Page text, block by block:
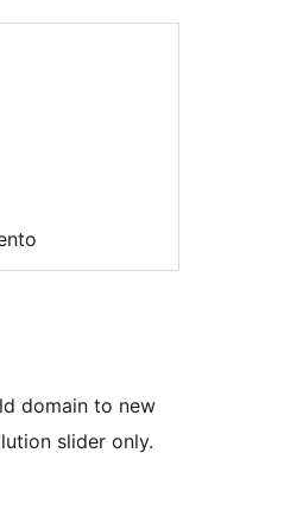
domain to new
slider only.